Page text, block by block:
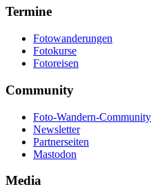
Termine
Fotowanderungen
Fotokurse
Fotoreisen
Community
Foto-Wandern-Community
Newsletter
Partnerseiten
Mastodon
Media